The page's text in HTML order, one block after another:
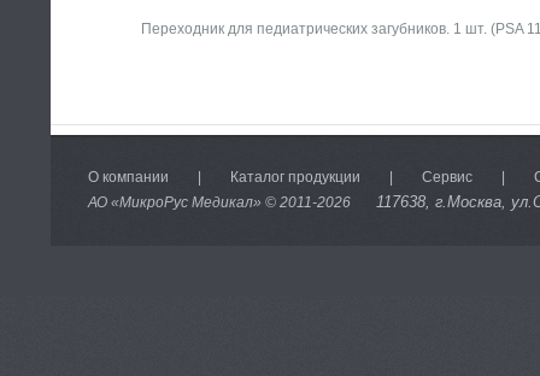
Переходник для педиатрических загубников. 1 шт. (PSA
О компании Каталог продукции Сервис
АО «МикроРус Медикал» © 2011-2026 117638, г.Москва,